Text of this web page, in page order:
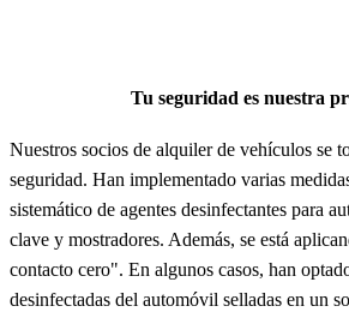
Tu seguridad es nuestra
Nuestros socios de alquiler de vehículos se
seguridad. Han implementado varias
sistemático de agentes desinfectantes para
clave y mostradores. Además, se está
contacto cero". En algunos casos, han
desinfectadas del automóvil selladas en un